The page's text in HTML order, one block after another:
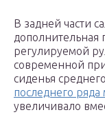
В задней части
дополнительная
регулируемой
современной
сиденья
последнего
увеличивало